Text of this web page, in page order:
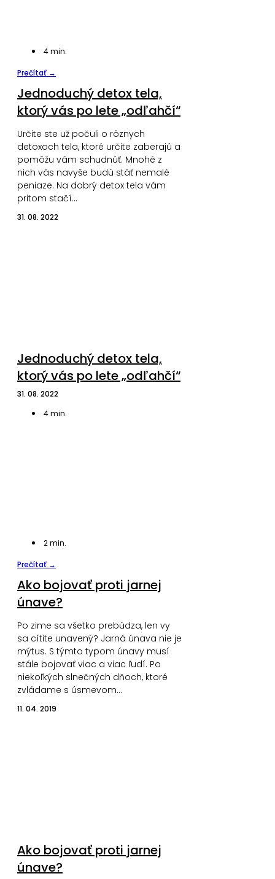
4min.
Prečítať →
Jednoduchý detox tela,
ktorý vás po lete „odľahčí“
Určite ste už počuli o rôznych
detoxoch tela, ktoré určite zaberajú a
pomôžu vám schudnúť. Mnohé z
nich vás navyše budú stáť nemalé
peniaze. Na dobrý detox tela vám
pritom stačí…
31. 08. 2022
Jednoduchý detox tela,
ktorý vás po lete „odľahčí“
31. 08. 2022
4min.
2min.
Prečítať →
Ako bojovať proti jarnej
únave?
Po zime sa všetko prebúdza, len vy
sa cítite unavený? Jarná únava nie je
mýtus. S týmto typom únavy musí
stále bojovať viac a viac ľudí. Po
niekoľkých slnečných dňoch, ktoré
zvládame s úsmevom…
11. 04. 2019
Ako bojovať proti jarnej
únave?